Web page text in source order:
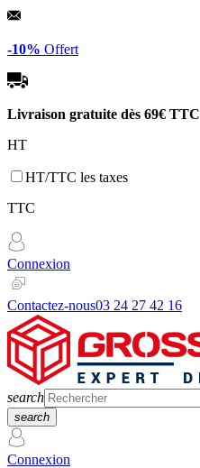
Panneau de gestion des cookies
-10% Offert
Livraison gratuite dès 69€ TTC
HT
HT/TTC les taxes
TTC
Connexion
Contactez-nous03 24 27 42 16
search
search
Connexion